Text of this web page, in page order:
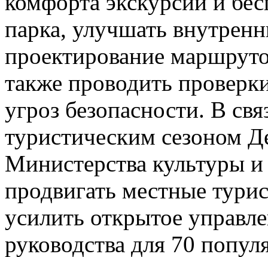
парка, улучшать
проектирование
также проводить
угроз безопасности. В
туристическим сезоном
Министерства культуры
продвигать местные
усилить открытое
руководства для 70